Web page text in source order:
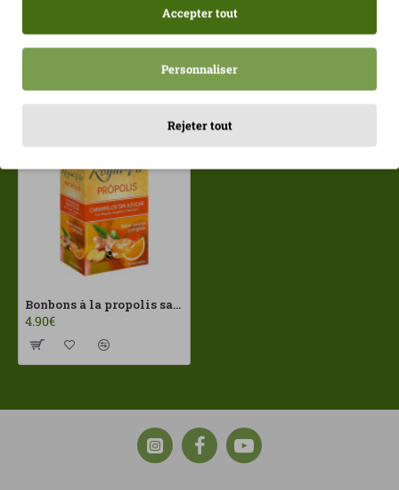
Récemment consulté Les plus vues
Bonbons à la propolis sans sucre, orange et gingembre, 18 unités Royal-Vit
4.90€
Accepter tout
Personnaliser
Rejeter tout